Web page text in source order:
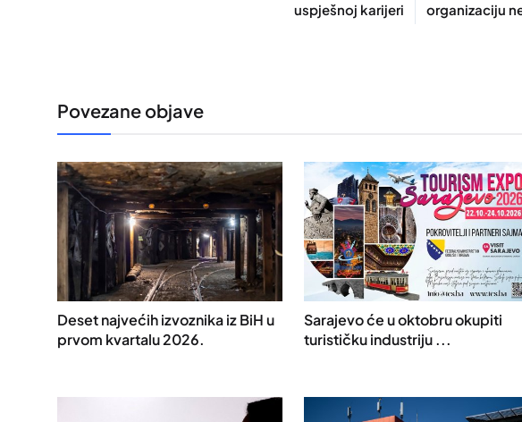
uspješnoj karijeri
organizaciju
Povezane objave
Deset najvećih izvoznika iz BiH u
prvom kvartalu 2026.
Sarajevo će u oktobru okupiti
turističku industriju ...